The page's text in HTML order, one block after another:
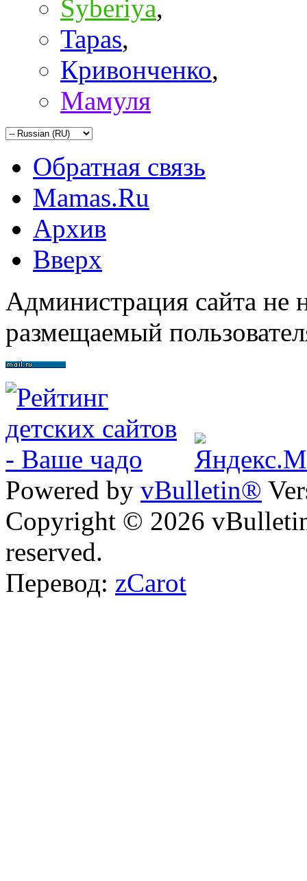
Syberiya,
Tapas,
Кривонченко,
Мамуля
Обратная связь
Mamas.Ru
Архив
Вверх
Администрация сайта не
размещаемый
Powered by vBulletin®
Copyright © 2026
reserved.
Перевод: zCarot